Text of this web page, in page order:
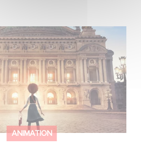
ANIMATION
annoncent la suite de Ballerina